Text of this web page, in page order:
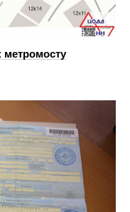
метромосту